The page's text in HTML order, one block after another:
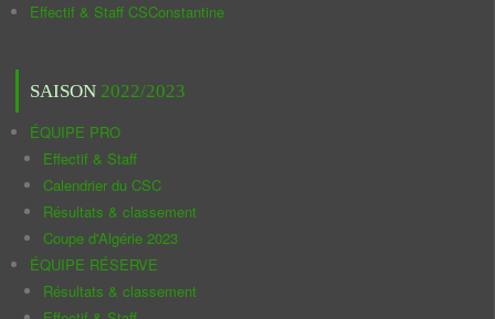
Effectif & Staff CSConstantine
SAISON 2022/2023
ÉQUIPE PRO
Effectif & Staff
Calendrier du CSC
Résultats & classement
Coupe d'Algérie 2023
ÉQUIPE RÉSERVE
Résultats & classement